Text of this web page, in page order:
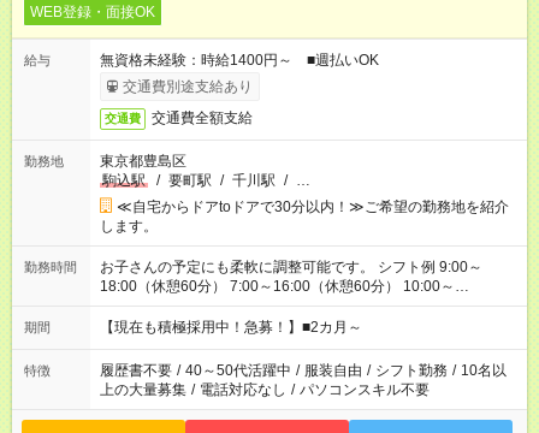
WEB登録・面接OK
給与
無資格未経験：時給1400円～ ■週払いOK
交通費別途支給あり
交通費 交通費全額支給
勤務地
東京都豊島区
駒込駅
/ 要町駅 / 千川駅 / …
≪自宅からドアtoドアで30分以内！≫ご希望の勤務地を紹介
します。
勤務時間
お子さんの予定にも柔軟に調整可能です。 シフト例 9:00～
18:00（休憩60分） 7:00～16:00（休憩60分） 10:00～
19:00（休憩60分） ※Wワーク希望の方へ 今ご覧のお仕事で希
望する勤務時間と、もう1つのお仕事の勤務時間の合計が 週40
期間 【現在も積極採用中！急募！】■2カ月～
特徴 履歴書不要 / 40～50代活躍中 / 服装自由 / シフト勤務 / 10名以
上の大量募集 / 電話対応なし / パソコンスキル不要